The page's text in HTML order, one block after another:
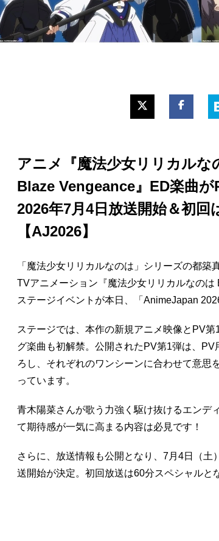
アニメ『魔法少女リリカルな
Blaze Vengeance』ED楽曲
2026年7月4日放送開始＆初回
【AJ2026】
「魔法少女リリカルなのは」シリーズの都
TVアニメーション『魔法少女リリカルなの
ステージイベントが本日、「AnimeJapan
ステージでは、本作の新規アニメ映像とPV
グ楽曲も初解禁。公開されたPV第1弾は、
ろし、それぞれのワンシーンに合わせて意思
っています。
青木陽菜さんが歌う力強く駆け抜けるエンデ
て期待感が一気に高まる内容は必見です！
さらに、放送情報も公開となり、7月4日（土
送開始が決定。初回放送は60分スペシャルと